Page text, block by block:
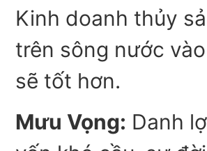
Kinh doanh thủy
trên sông nước
sẽ tốt hơn.
Mưu Vọng: Danh